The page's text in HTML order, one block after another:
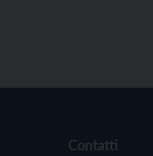
Contatti